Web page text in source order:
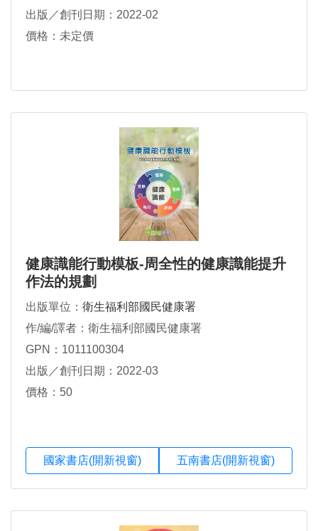
出版／創刊日期：2022-02
價格：未定價
健康識能行動模板-周全性的健康識能提升
作法的規劃
出版單位： 衛生福利部國民健康署
作/編/譯者：衛生福利部國民健康署
GPN：1011100304
出版／創刊日期：2022-03
價格：50
國家書店(開新視窗) 五南書店(開新視窗)